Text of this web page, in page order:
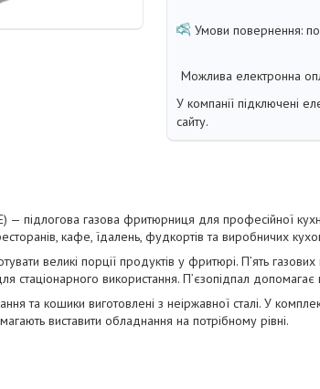
У компанії підключені
сайту.
— підлогова газова фритюрниця для професійної
кафе, їдалень, фудкортів та виробничих
великі порції продуктів у фритюрі. П’ять
використання. П’єзопідпал
та кошики виготовлені з неіржавної сталі. У
виставити обладнання на потрібному рівні.